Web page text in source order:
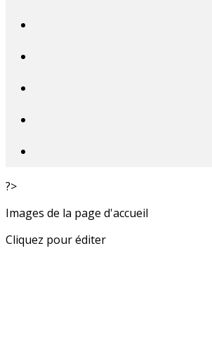
?>
Images de la page d'accueil
Cliquez pour éditer